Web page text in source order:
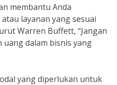
membantu Anda
layanan yang sesuai
Warren Buffett, “Jangan
dalam bisnis yang
yang diperlukan untuk